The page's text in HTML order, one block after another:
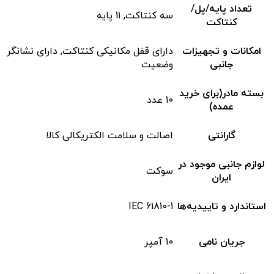
تعداد پایه/پل/
کنتاکت
سه کنتاکت, 11 پایه
امکانات و تجهیزات
جانبی
دارای قفل مکانیکی کنتاکت, دارای نشانگر
وضعیت
بسته مادر(برای خرید
عمده)
10 عدد
گارانتی اصالت و سلامت الکتریکالی کالا
لوازم جانبی موجود در
ایران
سوکت
استاندارد و تاییدیه‌ها IEC 61810-1
جریان نامی 10 آمپر